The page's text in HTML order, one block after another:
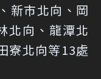
新市北向、岡
北向、龍潭北
寮北向等13處